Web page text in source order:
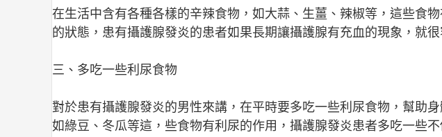
在生活中含有各種各樣的辛辣食物，如大蒜、生薑、辣椒等，這些食
的狀態，患有攝護腺發炎的患者如果長期讓攝護腺有充血的現象，就
三、多吃一些利尿食物
對於患有攝護腺發炎的男性來講，在平時要多吃一些利尿食物，幫助
如綠豆、冬瓜等這，些食物有利尿的作用，攝護腺發炎患者多吃一些